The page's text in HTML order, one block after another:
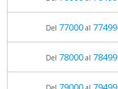
Del 77000al 77499
Del 78000al 78499